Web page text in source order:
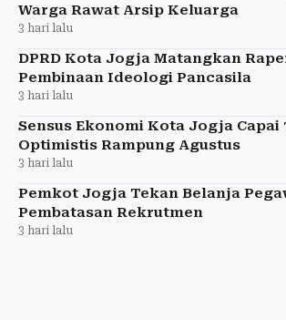
Warga Rawat Arsip Keluarga
3 hari lalu
DPRD Kota Jogja Matangkan
Pembinaan Ideologi Pancasila
3 hari lalu
Sensus Ekonomi Kota Jogja Capai
Optimistis Rampung Agustus
3 hari lalu
Pemkot Jogja Tekan Belanja
Pembatasan Rekrutmen
3 hari lalu